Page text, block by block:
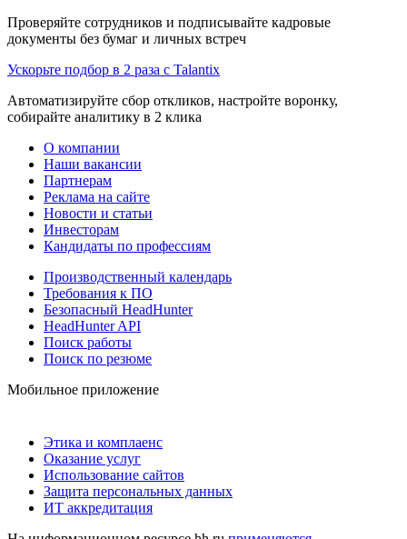
Проверяйте сотрудников и подписывайте кадровые
документы без бумаг и личных встреч
Ускорьте подбор в 2 раза с Talantix
Автоматизируйте сбор откликов, настройте воронку,
собирайте аналитику в 2 клика
О компании
Наши вакансии
Партнерам
Реклама на сайте
Новости и статьи
Инвесторам
Кандидаты по профессиям
Производственный календарь
Требования к ПО
Безопасный HeadHunter
HeadHunter API
Поиск работы
Поиск по резюме
Мобильное приложение
Этика и комплаенс
Оказание услуг
Использование сайтов
Защита персональных данных
ИТ аккредитация